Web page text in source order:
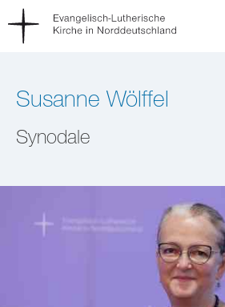
Susanne Wölffel
Synodale